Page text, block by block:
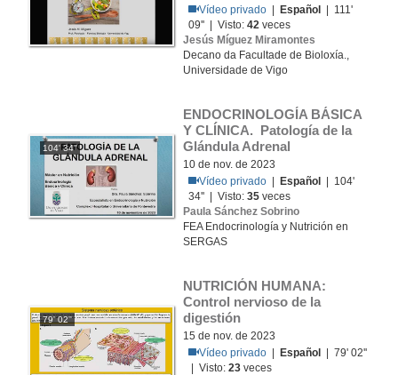
Vídeo privado
Español
| 111'
09'' | Visto:42 veces
Jesús Míguez Miramontes
Decano da Facultade de Bioloxía.,
Universidade de Vigo
104' 34''
ENDOCRINOLOGÍA BÁSICA
Y CLÍNICA. Patología de la
Glándula Adrenal
10 de nov. de 2023
Vídeo privado
Español
| 104'
34'' | Visto:35 veces
Paula Sánchez Sobrino
FEA Endocrinología y Nutrición en
SERGAS
79' 02''
NUTRICIÓN HUMANA:
Control nervioso de la
digestión
15 de nov. de 2023
Vídeo privado
Español
| 79' 02''
| Visto:23 veces